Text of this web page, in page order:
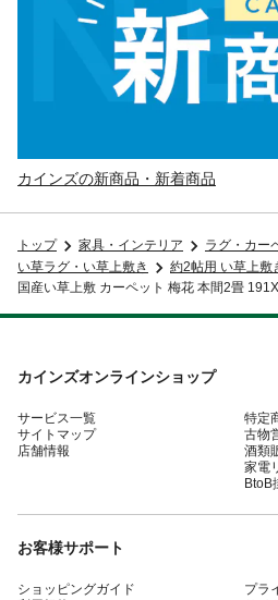
カインズの新商品・新着商品
トップ 家具・インテリア
ラグ・カー
い草ラグ・い草上敷き
約2帖用 い草上敷
国産い草上敷 カーペット 梅花 本間2畳
カインズオンラインショップ
サービス一覧
サイトマップ
店舗情報
特定
古物
酒類
家電
BtoB
お客様サポート
ショッピングガイド
プラ